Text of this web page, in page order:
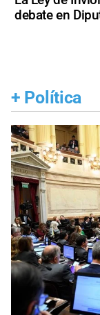
debate en
+ Política